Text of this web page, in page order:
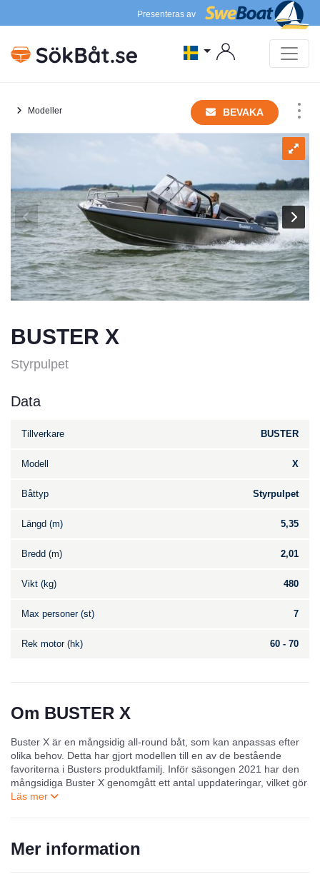
Presenteras av
Modeller BEVAKA
BUSTER X
Styrpulpet
Data
Tillverkare BUSTER
Modell X
Båttyp Styrpulpet
Längd (m) 5,35
Bredd (m) 2,01
Vikt (kg) 480
Max personer (st) 7
Rek motor (hk) 60 - 70
Om BUSTER X
Buster X är en mångsidig all-round båt, som kan anpassas efter
olika behov. Detta har gjort modellen till en av de bestående
favoriterna i Busters produktfamilj. Inför säsongen 2021 har den
mångsidiga Buster X genomgått ett antal uppdateringar, vilket gör
att den är lika fräsch och aktuell som alltid. Buster X:s rejäla
även räcken i rostfritt stål och aluminiumdurken, vilka tillhör
Mer information